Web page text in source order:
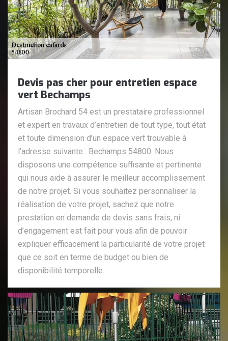
Devis pas cher pour entretien espace
vert Bechamps
Artisan Brochard 54 est un prestataire professionnel
et expert en travaux d’entretien de tout type, tout état
et toute dimension d’un espace vert trouvable à
l’adresse suivante : Bechamps 54800. Nous
disposons une compétence suffisante et pertinente
qui nous aide à assurer le meilleur accomplissement
de notre projet. Si vous souhaitez personnaliser la
réalisation de votre projet, sachez que notre
prestation en demande de devis sans frais, ni
d’engagement est fait pour vous afin de pouvoir
expliquer efficacement la particularité de votre projet
que ce soit en terme de budget ou bien de
disponibilité temporelle.